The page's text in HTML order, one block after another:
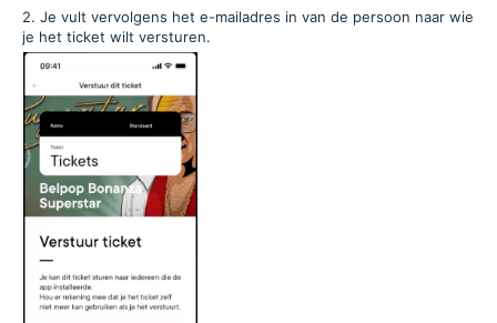
2. Je vult vervolgens het e-mailadres in van de persoon naar wie
je het ticket wilt versturen.